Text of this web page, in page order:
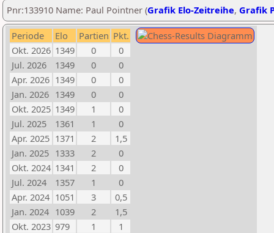
Pnr:133910 Name: Paul Pointner (Grafik Elo-Zeitreihe, Grafik
Periode Elo Partien Pkt.
Okt. 2026 1349 0
0
Jul. 2026
1349 0
0
Apr. 2026 1349 0
0
Jan. 2026 1349 0
0
Okt. 2025 1349 1
0
Jul. 2025
1361 1
0
Apr. 2025 1371 2
1,5
Jan. 2025 1333 2
0
Okt. 2024 1341 2
0
Jul. 2024
1357 1
0
Apr. 2024 1051 3
0,5
Jan. 2024 1039 2
1,5
Okt. 2023 979 1
1